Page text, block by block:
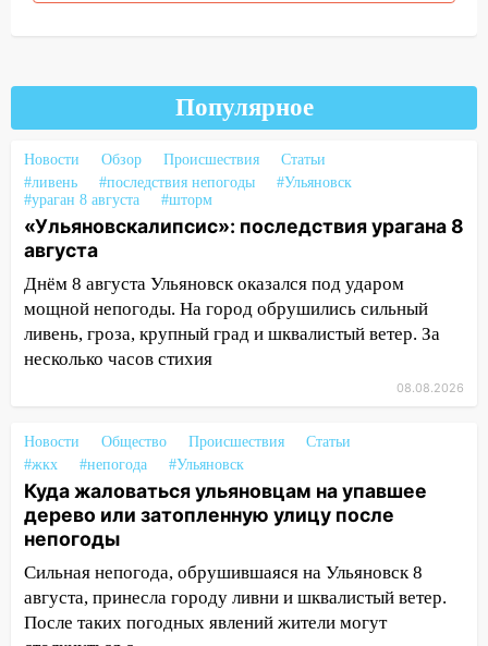
16:38 Прогноз погоды в Ульяновской
области на 9 августа
16:34
Из-за мощной непогоды в
Ульяновске отменили фестиваль «Наше
время»
16:17 Мелекесский район первым в
Ульяновской области намолотил более
100 тысяч тонн зерна
15:17
В колледжи и техникумы
Ульяновской области подали более 10
после шторма: поваленные деревья и
затопленные улицы
14:28 Ураган вырвал остановку на улице
Деева в Заволжье
14:26 Жители Ульяновска сами
пытаются расчистить ливнёвки, не
дождавшись коммунальщиков
Популярное
Новости Обзор Происшествия
Статьи
#ливень
#последствия непогоды
#Ульяновск
#ураган 8 августа
#шторм
«Ульяновскалипсис»: последствия урагана 8
августа
Днём 8 августа Ульяновск оказался под ударом
мощной непогоды. На город обрушились сильный
ливень, гроза, крупный град и шквалистый ветер. За
несколько часов стихия
08.08.2026
Новости Общество Происшествия
Статьи
#жкх
#непогода #Ульяновск
Куда жаловаться ульяновцам на упавшее
дерево или затопленную улицу после
непогоды
Сильная непогода, обрушившаяся на Ульяновск 8
августа, принесла городу ливни и шквалистый ветер.
После таких погодных явлений жители могут